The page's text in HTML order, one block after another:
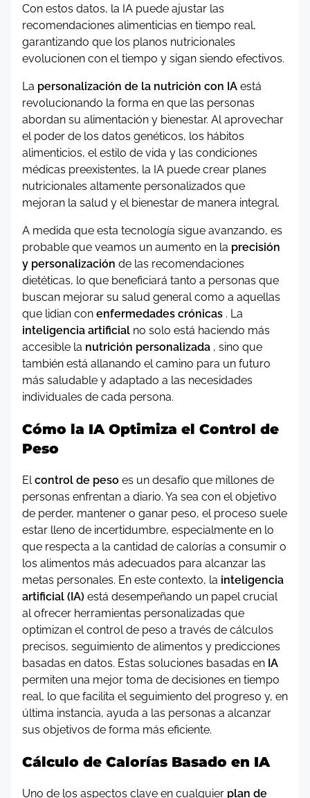
Con estos datos, la IA puede ajustar las
recomendaciones alimenticias en tiempo real,
garantizando que los planos nutricionales
evolucionen con el tiempo y sigan siendo efectivos.
La personalización de la nutrición con IA está
revolucionando la forma en que las personas
abordan su alimentación y bienestar. Al aprovechar
el poder de los datos genéticos, los hábitos
alimenticios, el estilo de vida y las condiciones
médicas preexistentes, la IA puede crear planes
nutricionales altamente personalizados que
mejoran la salud y el bienestar de manera integral.
A medida que esta tecnología sigue avanzando, es
probable que veamos un aumento en la precisión
y personalización de las recomendaciones
dietéticas, lo que beneficiará tanto a personas que
buscan mejorar su salud general como a aquellas
que lidian con enfermedades crónicas . La
inteligencia artificial no solo está haciendo más
accesible la nutrición personalizada , sino que
también está allanando el camino para un futuro
más saludable y adaptado a las necesidades
individuales de cada persona.
Cómo la IA Optimiza el Control de
Peso
Elcontrol de peso es un desafío que millones de
personas enfrentan a diario. Ya sea con el objetivo
de perder, mantener o ganar peso, el proceso suele
estar lleno de incertidumbre, especialmente en lo
que respecta a la cantidad de calorías a consumir o
los alimentos más adecuados para alcanzar las
metas personales. En este contexto, la inteligencia
artificial (IA) está desempeñando un papel crucial
al ofrecer herramientas personalizadas que
optimizan el control de peso a través de cálculos
precisos, seguimiento de alimentos y predicciones
basadas en datos. Estas soluciones basadas en IA
permiten una mejor toma de decisiones en tiempo
real, lo que facilita el seguimiento del progreso y, en
última instancia, ayuda a las personas a alcanzar
sus objetivos de forma más eficiente.
Cálculo de Calorías Basado en IA
Uno de los aspectos clave en cualquier plan de